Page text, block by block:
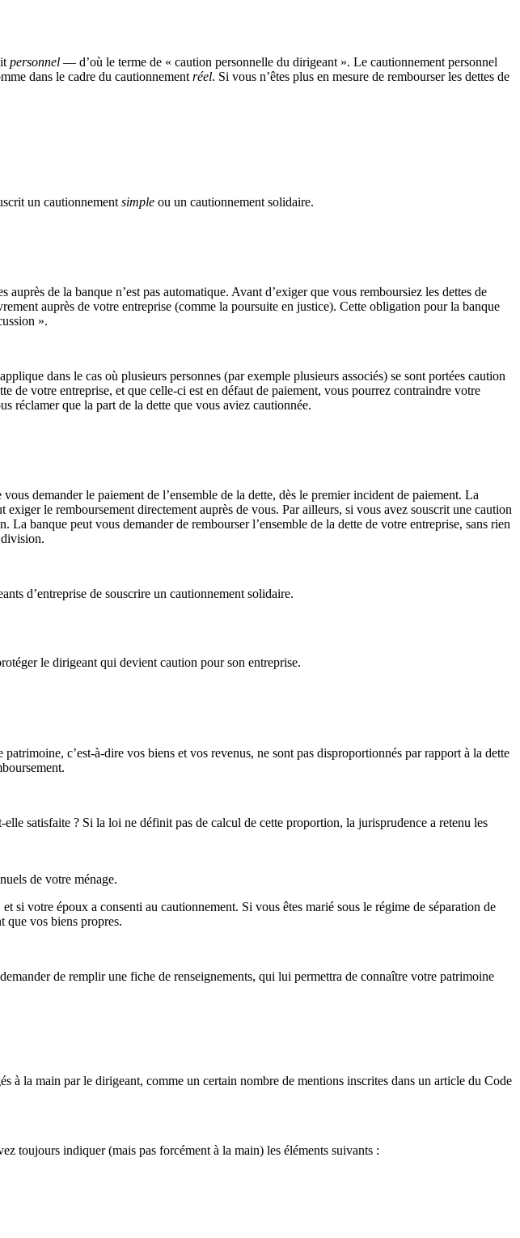
personnel — d’où le terme de « caution personnelle du dirigeant ». Le cautionnement personnel
dans le cadre du cautionnement réel. Si vous n’êtes plus en mesure de rembourser les dettes de
un cautionnement simple ou un cautionnement solidaire.
de la banque n’est pas automatique. Avant d’exiger que vous remboursiez les dettes de
auprès de votre entreprise (comme la poursuite en justice). Cette obligation pour la banque
».
dans le cas où plusieurs personnes (par exemple plusieurs associés) se sont portées caution
de votre entreprise, et que celle-ci est en défaut de paiement, vous pourrez contraindre votre
réclamer que la part de la dette que vous aviez cautionnée.
demander le paiement de l’ensemble de la dette, dès le premier incident de paiement. La
le remboursement directement auprès de vous. Par ailleurs, si vous avez souscrit une caution
banque peut vous demander de rembourser l’ensemble de la dette de votre entreprise, sans rien
d’entreprise de souscrire un cautionnement solidaire.
le dirigeant qui devient caution pour son entreprise.
c’est-à-dire vos biens et vos revenus, ne sont pas disproportionnés par rapport à la dette
satisfaite ? Si la loi ne définit pas de calcul de cette proportion, la jurisprudence a retenu les
de votre ménage.
si votre époux a consenti au cautionnement. Si vous êtes marié sous le régime de séparation de
que vos biens propres.
de remplir une fiche de renseignements, qui lui permettra de connaître votre patrimoine
à la main par le dirigeant, comme un certain nombre de mentions inscrites dans un article du Code
toujours indiquer (mais pas forcément à la main) les éléments suivants :